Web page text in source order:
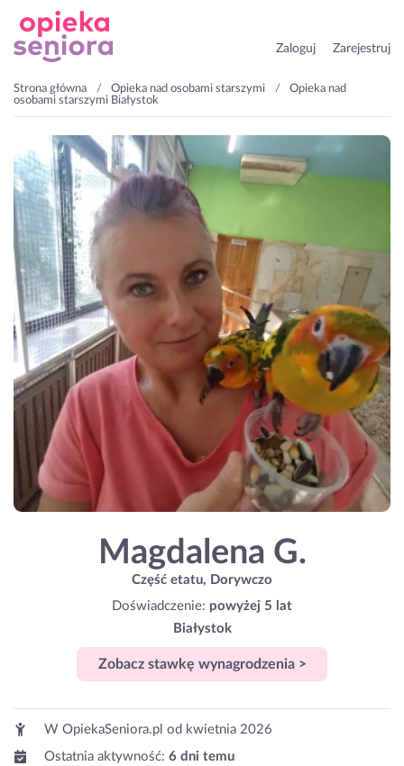
Zaloguj Zarejestruj
Strona główna Opieka nad osobami starszymi
Opieka nad
osobami starszymi Białystok
Magdalena G.
Część etatu, Dorywczo
Doświadczenie: powyżej 5 lat
Białystok
Zobacz stawkę wynagrodzenia >
W OpiekaSeniora.pl od kwietnia 2026
Ostatnia aktywność: 6 dni temu